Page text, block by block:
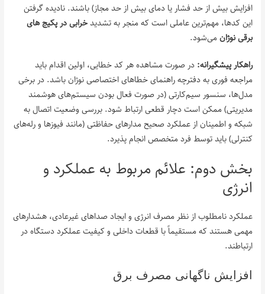
افزایش بیش از حد فشار یا دمای بیش از حد مجاز) باشند. نادیده گرفتن
این کدها، مهم‌ترین عاملی است که منجر به تشدیدخرابی در پکیج‌ های
برقی نوژان می‌شود.
راهکار پیشگیرانه: در صورت مشاهده هر کد خطایی، اولین اقدام باید
مراجعه فوری به دفترچه راهنمای خطاهای اختصاصی نوژان باشد. در برخی
مدل‌ها، سنسور سیم‌کارتی (در صورت فعال بودن سیستم‌های هوشمند
مدیریتی) ممکن است دچار قطعی ارتباط شود. بررسی وضعیت اتصال به
شبکه و اطمینان از عملکرد صحیح مدارهای حفاظتی (مانند فیوزها و رله‌های
کنترلی) باید توسط فرد متخصص انجام پذیرد.
بخش دوم: علائم مربوط به عملکرد و
انرژی
عملکرد نامطلوب از نظر مصرف انرژی و ایجاد صداهای غیرعادی، هشدارهای
مهمی هستند که مستقیماً با قطعات داخلی و کیفیت عملکرد دستگاه در
ارتباطند.
افزایش ناگهانی مصرف برق